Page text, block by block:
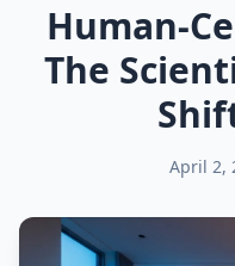
Human-
The
April 2,